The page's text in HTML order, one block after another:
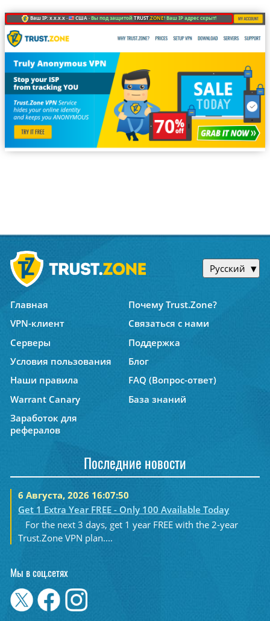
Ваш IP: x.x.x.x · США ·Вы под защитойTRUST.ZONE! Ваш IP адрес скрыт!
Русский
Главная
Почему Trust.Zone?
VPN-клиент
Связаться с нами
Серверы
Поддержка
Условия пользования
Блог
Наши правила
FAQ (Вопрос-ответ)
Warrant Canary
База знаний
Заработок для
рефералов
Последние новости
6 Августа, 2026 16:07:50
Get 1 Extra Year FREE - Only 100 Available Today
For the next 3 days, get 1 year FREE with the 2-year
Trust.Zone VPN plan....
Мы в соц.сетях